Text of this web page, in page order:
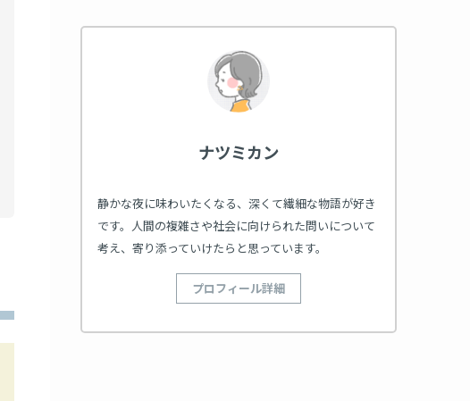
ナツミカン
静かな夜に味わいたくなる、深くて繊細な物語が好き
です。人間の複雑さや社会に向けられた問いについて
考え、寄り添っていけたらと思っています。
プロフィール詳細